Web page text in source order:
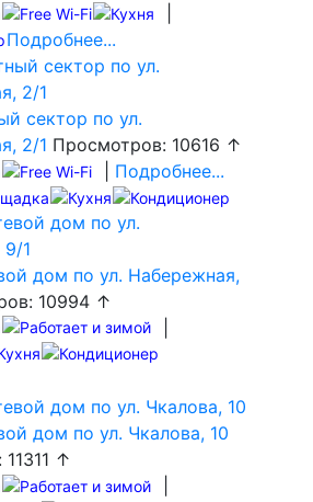
Подробнее...
сектор по ул.
2/1 Просмотров: 10616 ↑
Подробнее...
дом по ул. Набережная,
10994 ↑
дом по ул. Чкалова, 10
↑